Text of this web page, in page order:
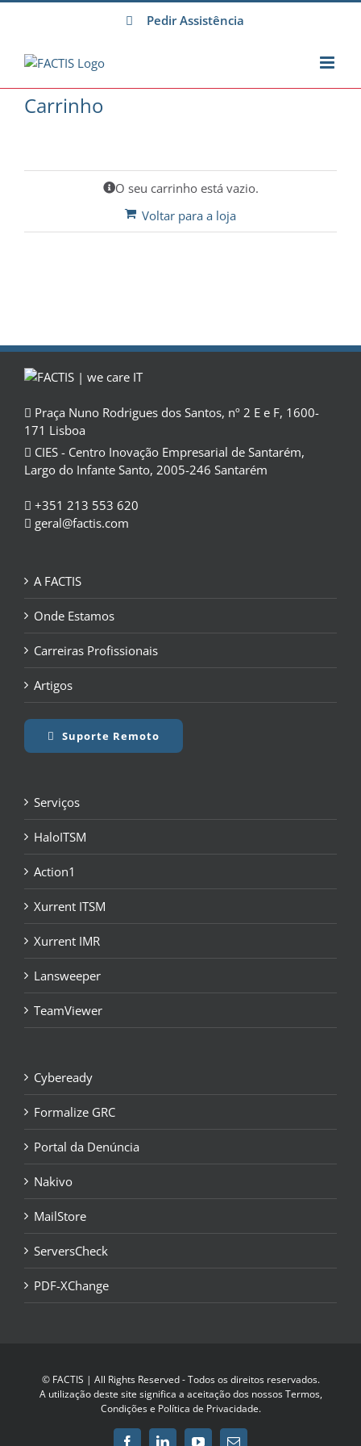
Pedir Assistência
Carrinho
O seu carrinho está vazio.
Voltar para a loja
Praça Nuno Rodrigues dos Santos, nº 2 E e F, 1600-
171 Lisboa
CIES - Centro Inovação Empresarial de Santarém,
Largo do Infante Santo, 2005-246 Santarém
+351 213 553 620
geral@factis.com
A FACTIS
Onde Estamos
Carreiras Profissionais
Artigos
Suporte Remoto
Serviços
HaloITSM
Action1
Xurrent ITSM
Xurrent IMR
Lansweeper
TeamViewer
Cybeready
Formalize GRC
Portal da Denúncia
Nakivo
MailStore
ServersCheck
PDF-XChange
© FACTIS | All Rights Reserved - Todos os direitos reservados.
A utilização deste site significa a aceitação dos nossosTermos,
Condições e Política de Privacidade.